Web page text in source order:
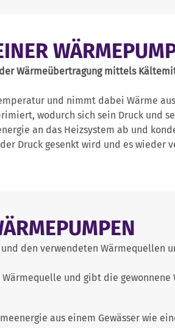
Wärmeübertragung mittels
und nimmt dabei Wärme
wodurch sich sein Druck und
an das Heizsystem ab und
Druck gesenkt wird und es wieder
den verwendeten Wärmequellen
und gibt die gewonnene
aus einem Gewässer wie